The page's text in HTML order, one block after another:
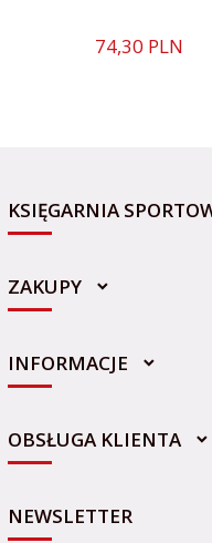
74,30 PLN
KSIĘGARNIA
sklep@sportowo-
ZAKUPY
INFORMACJE
OBSŁUGA KLIENTA
NEWSLETTER